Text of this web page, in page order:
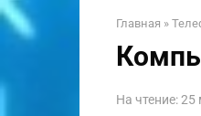
Главная »
На чтение:25